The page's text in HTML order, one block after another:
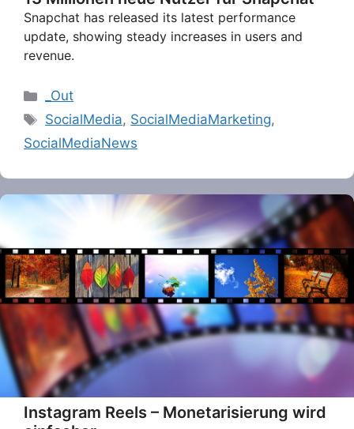
Snapchat has released its latest performance
update, showing steady increases in users and
revenue.
Categories
_Out
Tags
SocialMedia, SocialMediaMarketing,
SocialMediaNews
Instagram Reels – Monetarisierung wird